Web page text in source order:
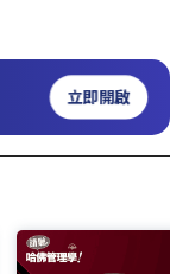
立即開啟